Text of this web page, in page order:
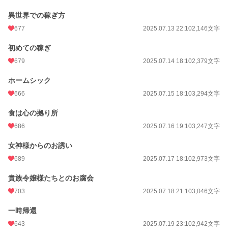
異世界での稼ぎ方
677 2025.07.13 22:102,146文字
初めての稼ぎ
679 2025.07.14 18:102,379文字
ホームシック
666 2025.07.15 18:103,294文字
食は心の拠り所
686 2025.07.16 19:103,247文字
女神様からのお誘い
689 2025.07.17 18:102,973文字
貴族令嬢様たちとのお腐会
703 2025.07.18 21:103,046文字
一時帰還
643 2025.07.19 23:102,942文字